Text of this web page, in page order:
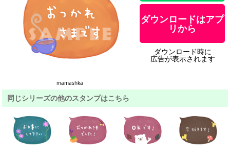
mamashka
ダウンロードはアプ
リから
ダウンロード時に
広告が表示されます
同じシリーズの他のスタンプはこちら